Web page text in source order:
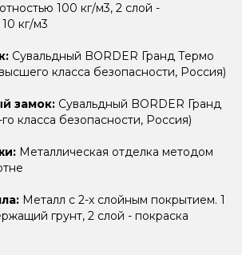
100 кг/м3, 2 слой -
кг/м3
Сувальдный BORDER Гранд Термо
класса безопасности, Россия)
замок: Сувальдный BORDER Гранд
класса безопасности, Россия)
Металлическая отделка методом
Металл с 2-х слойным покрытием. 1
грунт, 2 слой - покраска